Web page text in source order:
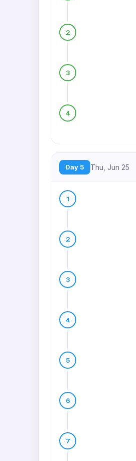
2
3
4
Day 5 Thu, Jun 25
1
2
3
4
5
6
7